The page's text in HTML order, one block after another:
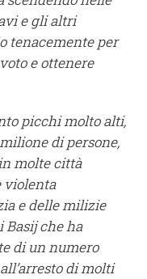
e gli altri
tenacemente per
e ottenere
picchi molto alti,
di persone,
molte città
violenta
e delle milizie
che ha
di un numero
di molti